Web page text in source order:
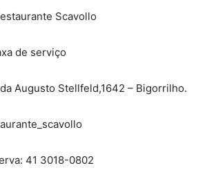
Scavollo
de serviço
Augusto Stellfeld,1642 – Bigorrilho.
41 3018-0802